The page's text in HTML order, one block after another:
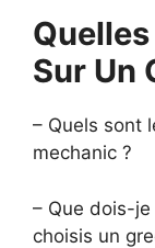
Sur Un
– Quels sont
mechanic ?
– Que dois-
choisis un